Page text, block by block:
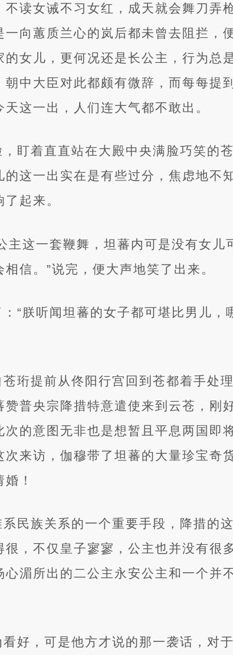
读女诫不习女红，成天就会舞刀弄
向蕙质兰心的岚后都未曾去阻拦，
女儿，更何况还是长公主，行为总
中大臣对此都颇有微辞，而每每提
这一出，人们连大气都不敢出。
盯着直直站在大殿中央满脸巧笑的
这一出实在是有些过分，焦虑地不
起来。
主这一套鞭舞，坦蕃内可是没有女儿
信。”说完，便大声地笑了出来。
“朕听闻坦蕃的女子都可堪比男儿，
珩提前从佟阳行宫回到苍都着手处
普央宗降措特意遣使来到云苍，刚
的意图无非也是想暂且平息两国即
来访，伽穆带了坦蕃的大量珍宝奇
！
民族关系的一个重要手段，降措的
，不仅皇子寥寥，公主也并没有很
湄所出的二公主永安公主和一个并
好，可是他方才说的那一袭话，对